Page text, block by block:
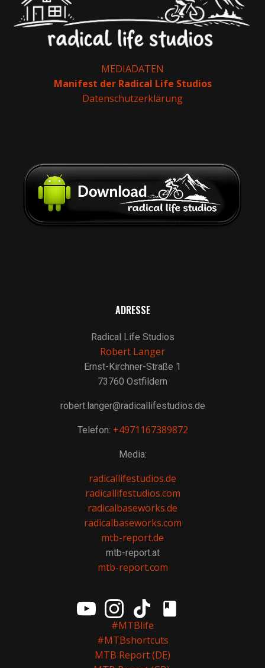
MEDIADATEN
Manifest der Radical Life Studios
Datenschutzerklärung
ADRESSE
Radical Life Studios
Robert Langer
Ernst-Kirchner-Straße 1
73760 Ostfildern
robert.langer@radicallifestudios.de
Telefon: +4971167389872
Media:
radicallifestudios.de
radicallifestudios.com
radicalbaseworks.de
radicalbaseworks.com
mtb-report.de
mtb-report.at
mtb-report.com
#MTBlife
#MTBshortcuts
MTB Report (DE)